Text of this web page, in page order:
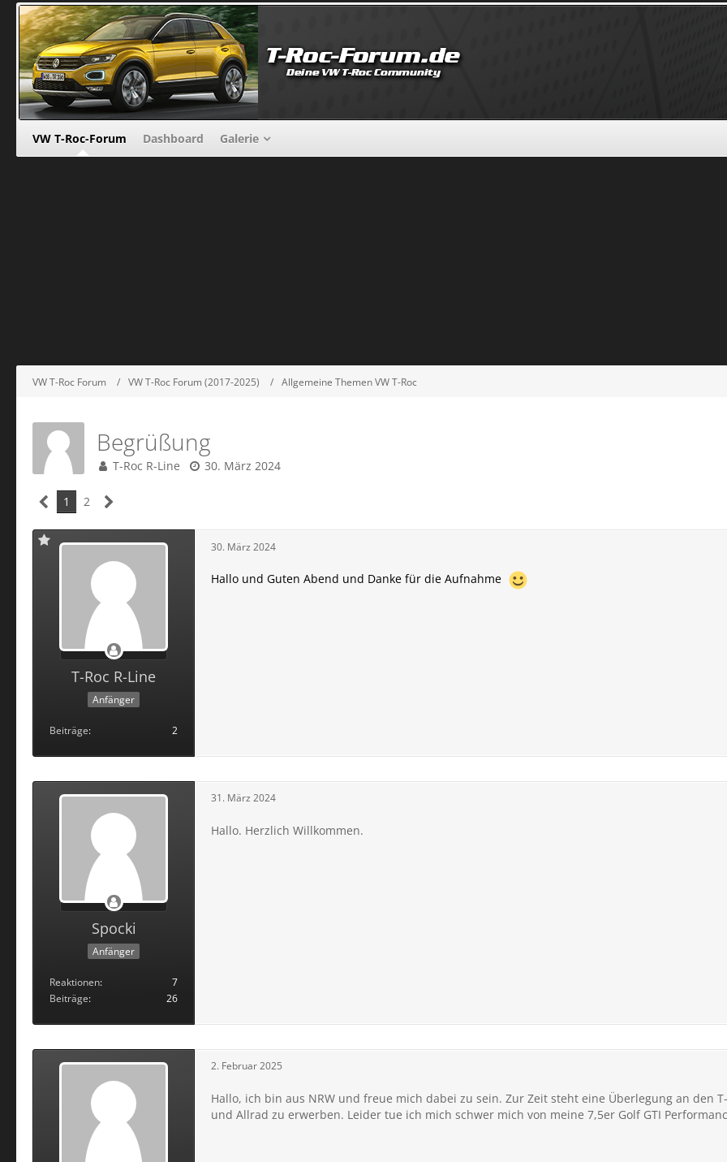
VW T-Roc-Forum Dashboard Galerie
VW T-Roc Forum VW T-Roc Forum (2017-2025) Allgemeine Themen VW T-Roc
Begrüßung
T-Roc R-Line 30. März 2024
1 2
T-Roc R-Line
Anfänger
Beiträge 2
30. März 2024
Hallo und Guten Abend und Danke für die Aufnahme
Spocki
Anfänger
Reaktionen
7
Beiträge
26
31. März 2024
Hallo. Herzlich Willkommen.
2. Februar 2025
Hallo, ich bin aus NRW und freue mich dabei zu sein. Zur Zeit steht eine Überlegung an den
und Allrad zu erwerben. Leider tue ich mich schwer mich von meine 7,5er Golf GTI